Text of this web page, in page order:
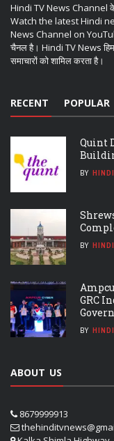
Hindi TV News Channel के
Watch the latest Hindi
News Channel on
चैनल है। Hindi TV News
समाचारों को शामिल करता है।
RECENT POPULAR
Quint
BY
BY
GRC
BY
ABOUT US
8679999913